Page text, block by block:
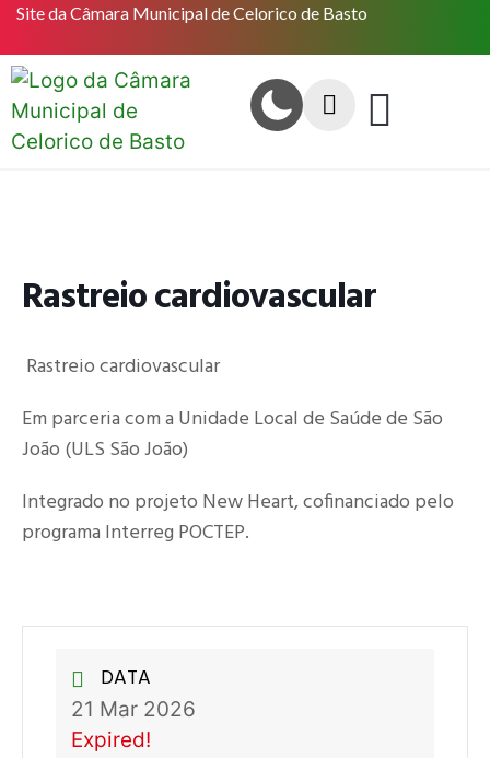
Site da Câmara Municipal de Celorico de Basto
Rastreio cardiovascular
Rastreio cardiovascular
Em parceria com a Unidade Local de Saúde de São
João (ULS São João)
Integrado no projeto New Heart, cofinanciado pelo
programa Interreg POCTEP.
DATA
21 Mar 2026
Expired!